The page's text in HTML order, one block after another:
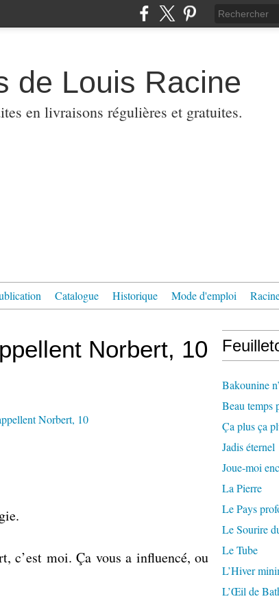
de Louis Racine
en livraisons régulières et gratuites.
Catalogue Historique Mode d'emploi
Norbert, 10
c’est moi. Ça vous a influencé, ou
Bakounine
Beau temps
Ça plus ça
Jadis éternel
Joue-moi
La Pierre
Le Pays
Le Sourire
Le Tube
L’Hiver
L’Œil de